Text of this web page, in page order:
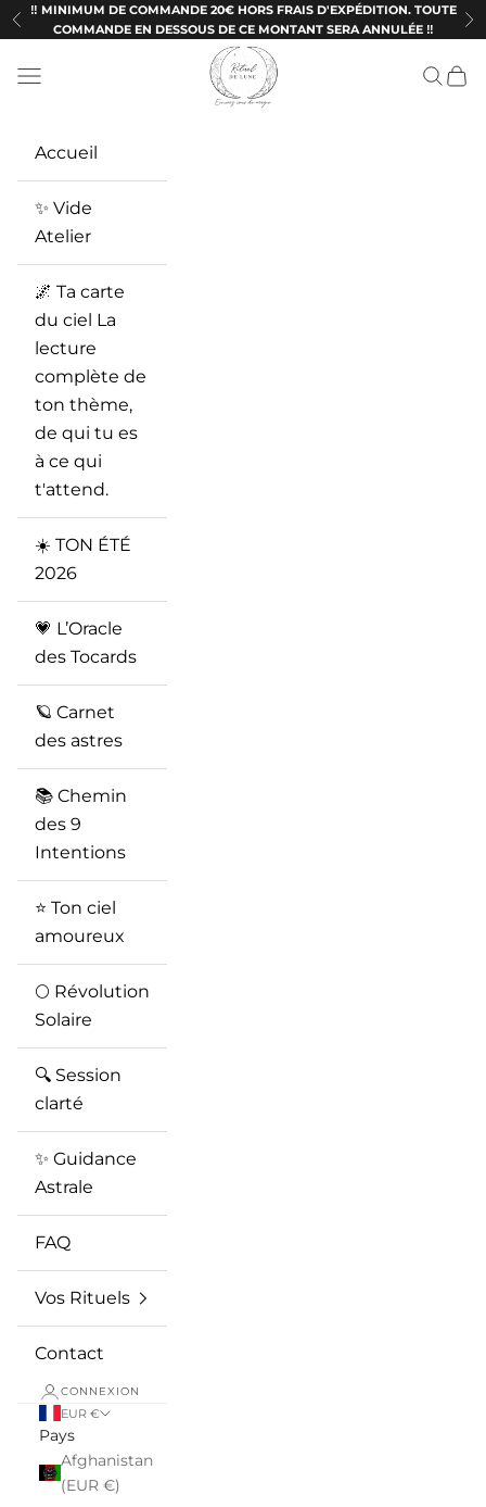
Passer au contenu
Précédent
‼️ MINIMUM DE COMMANDE 20€ HORS FRAIS D'EXPÉDITION. TOUTE
COMMANDE EN DESSOUS DE CE MONTANT SERA ANNULÉE ‼️
Ritueldelune
Menu
Accueil
✨ Vide
Atelier
🌌 Ta carte
du ciel La
lecture
complète de
ton thème,
de qui tu es
à ce qui
t'attend.
☀️ TON ÉTÉ
2026
💗 L’Oracle
des Tocards
🪐 Carnet
des astres
📚 Chemin
des 9
Intentions
⭐️ Ton ciel
amoureux
🌕 Révolution
Solaire
🔍 Session
clarté
✨ Guidance
Astrale
FAQ
Vos Rituels
Contact
CONNEXION
EUR €
Pays
Afghanistan
(EUR €)